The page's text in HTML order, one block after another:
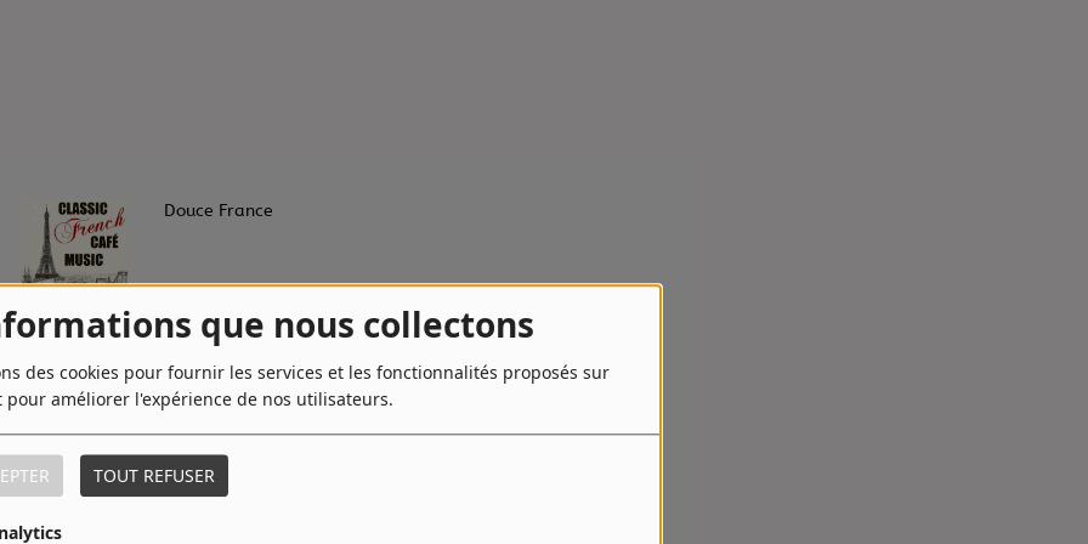
que nous collectons
des cookies pour fournir les services et les fonctionnalités proposés sur
pour améliorer l'expérience de nos utilisateurs.
TOUT REFUSER
Douce France
4 Boum !
6 Ménilmontant